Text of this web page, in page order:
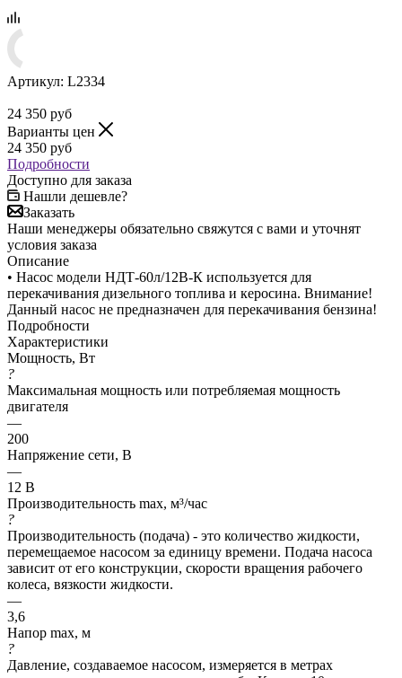
Артикул: L2334
24 350 руб
Варианты цен
24 350 руб
Подробности
Доступно для заказа
Нашли дешевле?
Заказать
Наши менеджеры обязательно свяжутся с вами и уточнят
условия заказа
Описание
• Насос модели НДТ-60л/12В-К используется для
перекачивания дизельного топлива и керосина. Внимание!
Данный насос не предназначен для перекачивания бензина!
Подробности
Характеристики
Мощность, Вт
?
Максимальная мощность или потребляемая мощность
двигателя
—
200
Напряжение сети, В
—
12 В
Производительность max, м³/час
?
Производительность (подача) - это количество жидкости,
перемещаемое насосом за единицу времени. Подача насоса
зависит от его конструкции, скорости вращения рабочего
колеса, вязкости жидкости.
—
3,6
Напор max, м
?
Давление, создаваемое насосом, измеряется в метрах